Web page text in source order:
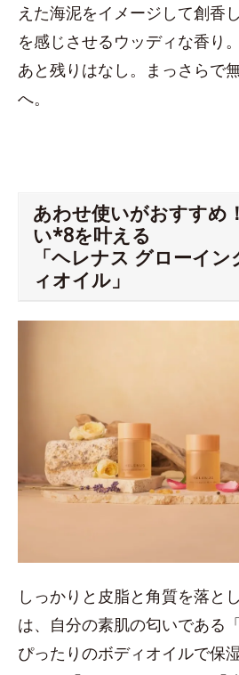
えた海泥をイメージして創香
を感じさせるウッディな香り
あと残りはなし。まっさらで
へ。
あわせ使いがおすすめ
い*8を叶える
「ヘレナス グローイ
ィオイル」
しっかりと皮脂と角質を落と
は、自分の素肌の匂いである
ぴったりのボディオイルで保